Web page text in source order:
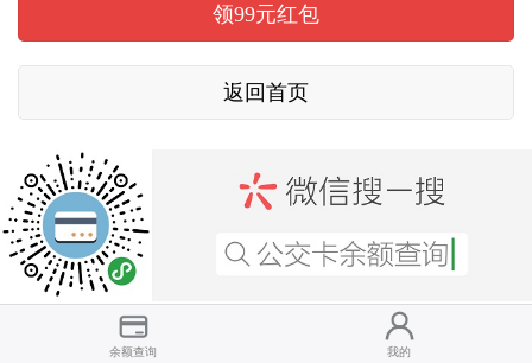
领99元红包
返回首页
上海公交卡 隐私声明
余额查询 我的